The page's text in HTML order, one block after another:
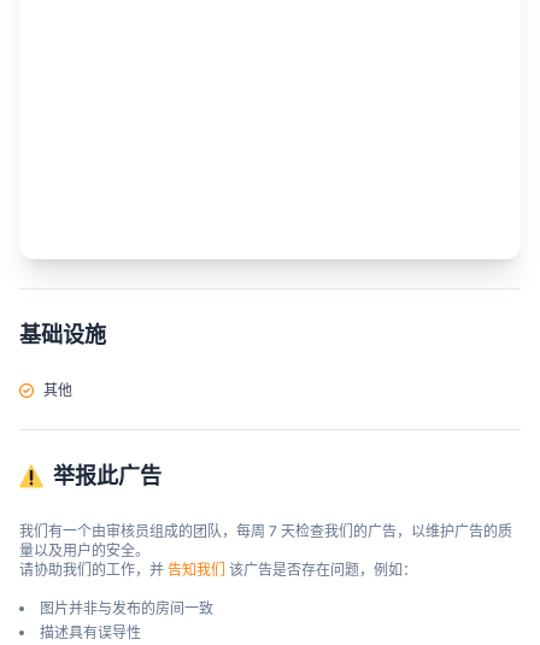
基础设施
其他
举报此广告
我们有一个由审核员组成的团队，每周 7 天检查我们的广告，以维护广告的质
量以及用户的安全。
请协助我们的工作，并 告知我们 该广告是否存在问题，例如：
图片并非与发布的房间一致
描述具有误导性